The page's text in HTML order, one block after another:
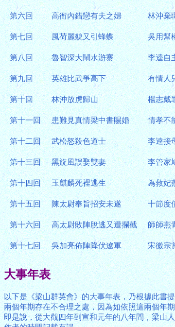
第六回 高衙內錯戀有夫之婦 林沖棄
第七回 風荷麗貌又引蜂蝶 吳用幫
第八回 魯智深大鬧水滸寨 李逵自
第九回 英雄比武爭高下 有情人
第十回 林沖放虎歸山 楊志戴
第十一回 患難見真情梁中書賜婚 情孝不
第十二回 武松怒殺色道士 李逵接
第十三回 黑旋風誤娶雙妻 李管家
第十四回 玉麒麟死裡逃生 為救妃
第十五回 陳太尉奉旨招安未遂 十節度
第十六回 高太尉敗陣脫逃又遭攔截 師師燕
第十七回 吳加亮佈陣降伏遼軍 宋徽宗
大事年表
以下是《梁山群英會》的大事年表，乃根據此書
兩個年期存在不合理之處，因為如依照這兩個年
即是說，從大觀四年到宣和元年的八年間，梁山